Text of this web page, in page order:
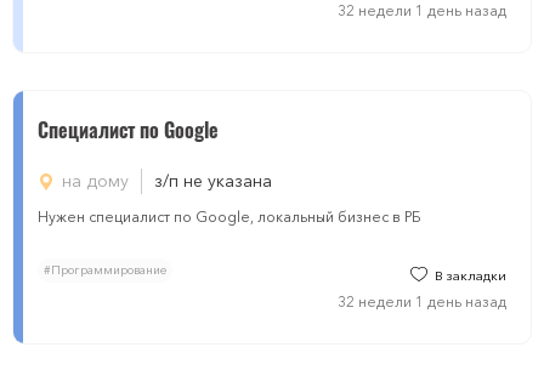
32 недели 1 день назад
Специалист по Google
на дому з/п не указана
Нужен специалист по Google, локальный бизнес в РБ
#Программирование В закладки
32 недели 1 день назад